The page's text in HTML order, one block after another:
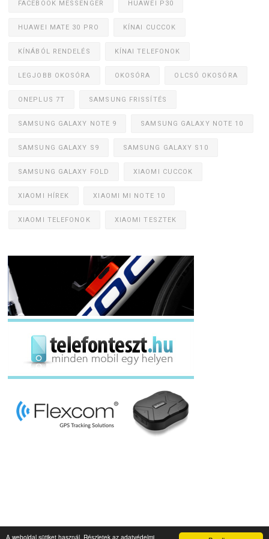
A weboldal sütiket használ. Részletek az adatvédelmi
FACEBOOK MESSENGER HUAWEI P30
HUAWEI MATE 30 PRO KÍNAI CUCCOK
KÍNÁBÓL RENDELÉS KÍNAI TELEFONOK
LEGJOBB OKOSÓRA OKOSÓRA OLCSÓ OKOSÓRA
ONEPLUS 7T SAMSUNG FRISSÍTÉS
SAMSUNG GALAXY NOTE 9 SAMSUNG GALAXY NOTE 10
SAMSUNG GALAXY S9 SAMSUNG GALAXY S10
SAMSUNG GALAXY FOLD XIAOMI CUCCOK
XIAOMI HÍREK XIAOMI MI NOTE 10
XIAOMI TELEFONOK XIAOMI TESZTEK